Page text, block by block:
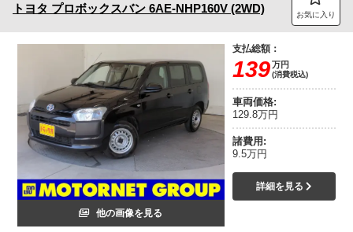
トヨタ プロボックスバン 6AE-NHP160V (2WD) お気に入り
他の画像を見る
支払総額：
139万円
(消費税込)
車両価格:
129.8万円
諸費用:
9.5万円
詳細を見る